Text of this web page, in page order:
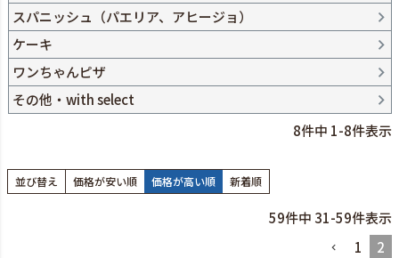
スパニッシュ（パエリア、アヒージョ）
ケーキ
ワンちゃんピザ
その他・with select
8件中 1-8件表示
並び替え 価格が安い順 価格が高い順 新着順
59件中 31-59件表示
1
2